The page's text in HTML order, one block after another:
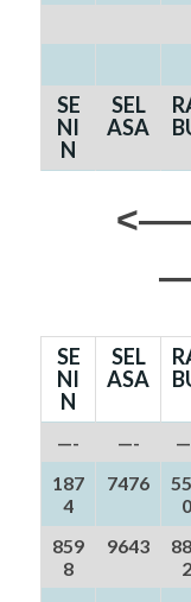
SE
NI
N
SEL
ASA
SE
NI
N
SEL
ASA
—- —-
187
4
7476
0
859
8
9643
2